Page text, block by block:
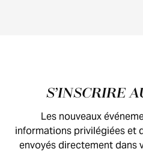
Pied de pageS’INSCRIRE
Les nouveaux
informations privilégiées et
envoyés directement dans